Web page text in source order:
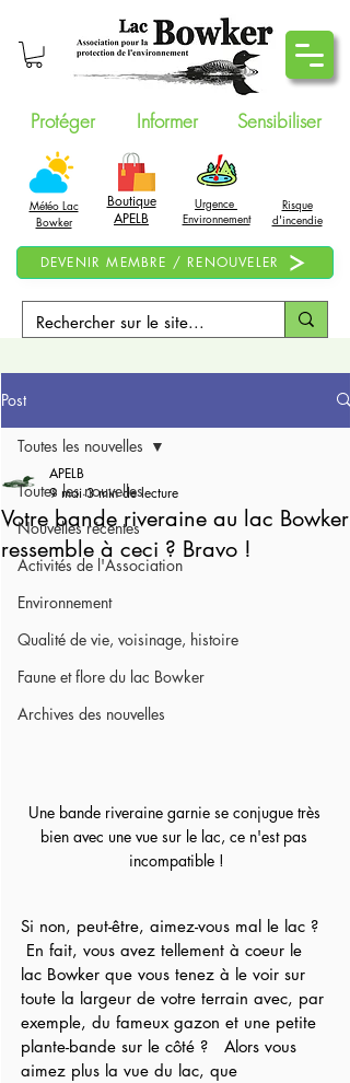
Protéger Informer Sensibiliser
Météo Lac
Bowker
Boutique
APELB
Urgence
Environnement
Risque
d'incendie
DEVENIR MEMBRE / RENOUVELER
Post
Toutes les nouvelles
Nouvelles récentes
Activités de l'Association
Environnement
Qualité de vie, voisinage, histoire
Faune et flore du lac Bowker
Archives des nouvelles
Toutes les nouvelles
Votre bande riveraine au lac Bowker
ressemble à ceci ? Bravo !
APELB
9 mai 3 min de lecture
Une bande riveraine garnie se conjugue très
bien avec une vue sur le lac, ce n'est pas
incompatible !
Si non, peut-être, aimez-vous mal le lac ?
En fait, vous avez tellement à coeur le
lac Bowker que vous tenez à le voir sur
toute la largeur de votre terrain avec, par
exemple, du fameux gazon et une petite
plante-bande sur le côté ?   Alors vous
aimez plus la vue du lac, que